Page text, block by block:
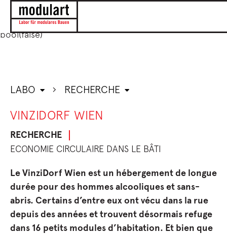
string(59)
"/mnt/cache/modulart/wp685_/
bool(false)
LABO RECHERCHE
VINZIDORF WIEN
RECHERCHE
ECONOMIE CIRCULAIRE DANS LE BÂTI
Le VinziDorf Wien est un hébergement de longue
durée pour des hommes alcooliques et sans-
abris. Certains d’entre eux ont vécu dans la rue
depuis des années et trouvent désormais refuge
dans 16 petits modules d’habitation. Et bien que